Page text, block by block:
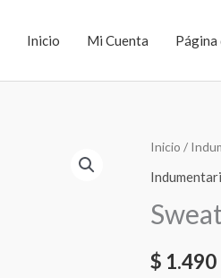
Inicio Mi Cuenta Página
Inicio /
$ 1.490
Sweater
Morgana